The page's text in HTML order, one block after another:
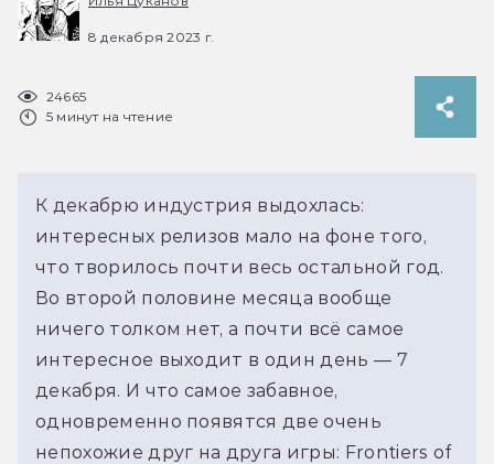
8 декабря 2023 г.
24665
5 минут на чтение
К декабрю индустрия выдохлась:
интересных релизов мало на фоне того,
что творилось почти весь остальной год.
Во второй половине месяца вообще
ничего толком нет, а почти всё самое
интересное выходит в один день — 7
декабря. И что самое забавное,
одновременно появятся две очень
непохожие друг на друга игры: Frontiers of